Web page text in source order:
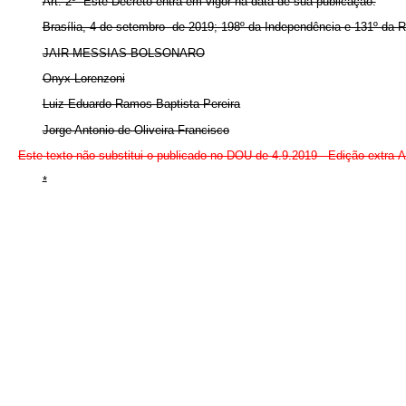
Brasília, 4 de setembro de 2019; 198º da Independência e 131º da
JAIR MESSIAS BOLSONARO
Onyx Lorenzoni
Luiz Eduardo Ramos Baptista Pereira
Jorge Antonio de Oliveira Francisco
Este texto não substitui o publicado no DOU de 4.9.2019 - Edição extra-A
*